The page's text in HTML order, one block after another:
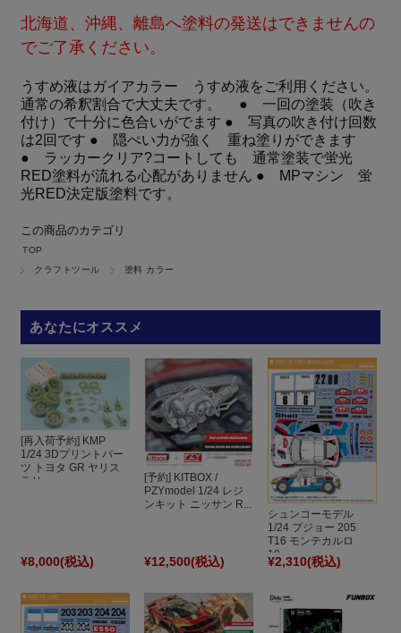
北海道、沖縄、離島へ塗料の発送はできませんの
でご了承ください。
うすめ液はガイアカラー うすめ液をご利用ください。
通常の希釈割合で大丈夫です。 ● 一回の塗装（吹き
付け）で十分に色合いがでます ● 写真の吹き付け回数
は2回です ● 隠ぺい力が強く 重ね塗りができます
● ラッカークリア?コートしても 通常塗装で蛍光
RED塗料が流れる心配がありません ● MPマシン 蛍
光RED決定版塗料です。
この商品のカテゴリ
TOP
クラフトツール
塗料 カラー
あなたにオススメ
[再入荷予約] KMP
1/24 3Dプリントパー
ツ トヨタ GR ヤリス
ラリ...
¥8,000(税込)
[予約] KITBOX /
PZYmodel 1/24 レジ
ンキット ニッサン R...
¥12,500(税込)
シュンコーモデル
1/24 プジョー 205
T16 モンテカルロ
19...
¥2,310(税込)